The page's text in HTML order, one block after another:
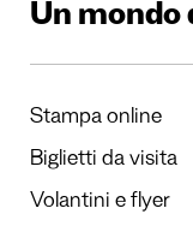
Un
Stampa online
Biglietti da visita
Volantini e flyer